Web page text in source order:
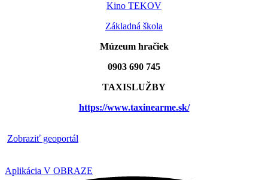
Kino TEKOV
Základná škola
Múzeum hračiek
0903 690 745
TAXISLUŽBY
https://www.taxinearme.sk/
Zobraziť geoportál
Aplikácia V OBRAZE